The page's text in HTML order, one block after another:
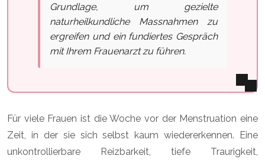
Grundlage, um gezielte
naturheilkundliche Massnahmen zu
ergreifen und ein fundiertes Gespräch
mit Ihrem Frauenarzt zu führen.
Für viele Frauen ist die Woche vor der Menstruation eine
Zeit, in der sie sich selbst kaum wiedererkennen. Eine
unkontrollierbare Reizbarkeit, tiefe Traurigkeit,